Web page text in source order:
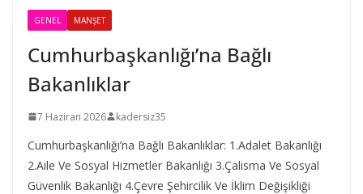
GENEL MANŞET
Cumhurbaşkanlığı’na Bağlı
Bakanlıklar
7 Haziran 2026 kadersiz35
Cumhurbaşkanlığı’na Bağlı Bakanlıklar: 1.Adalet Bakanlığı
2.Aile Ve Sosyal Hizmetler Bakanlığı 3.Çalisma Ve Sosyal
Güvenlik Bakanlığı 4.Çevre Şehircilik Ve İklim Değişikliği